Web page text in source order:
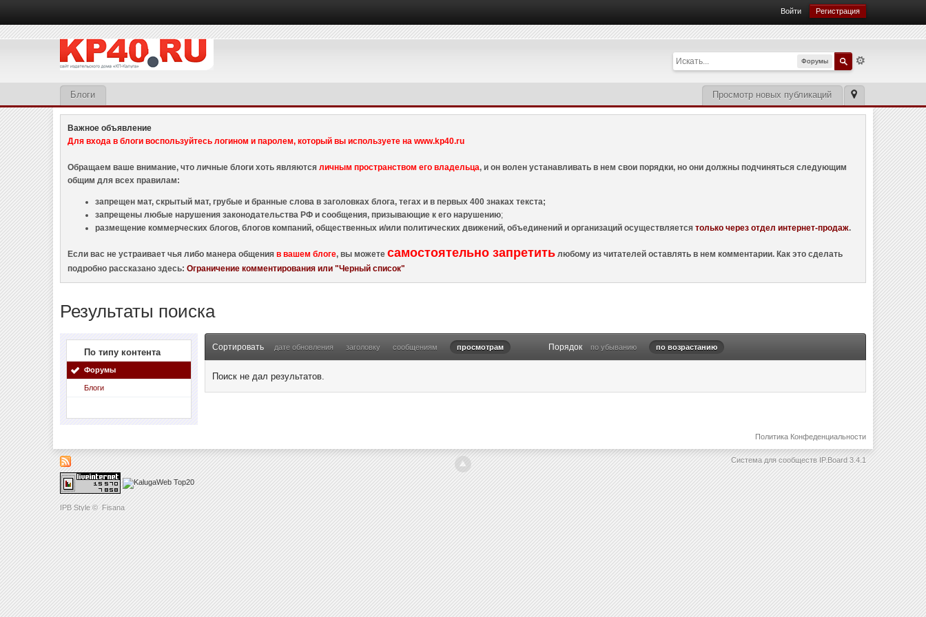
IPB Style © Fisana
Войти Регистрация
Форумы
Просмотр новых публикаций
Блоги
Важное объявление
Для входа в блоги воспользуйтесь логином и паролем, который вы используете на www.kp40.ru
Обращаем ваше внимание, что личные блоги хоть являютсяличным пространством его владельца, и он волен устанавливать в нем свои порядки, но они должны подчиняться следующим
общим для всех правилам:
запрещен мат, скрытый мат, грубые и бранные слова в заголовках блога, тегах и в первых 400 знаках текста;
запрещены любые нарушения законодательства РФ и сообщения, призывающие к его нарушению;
размещение коммерческих блогов, блогов компаний, общественных и/или политических движений, объединений и организаций осуществляетсятолько через отдел интернет-продаж.
Если вас не устраивает чья либо манера общенияв вашем блоге, вы можетесамостоятельно запретить любому из читателей оставлять в нем комментарии. Как это сделать
подробно рассказано здесь:Ограничение комментирования или "Черный список"
Результаты поиска
По типу контента
Форумы
Блоги
Сортировать дате обновления заголовку сообщениям просмотрам Порядок по убыванию по возрастанию
Поиск не дал результатов.
Политика Конфеденциальности
Система для сообществ IP.Board 3.4.1